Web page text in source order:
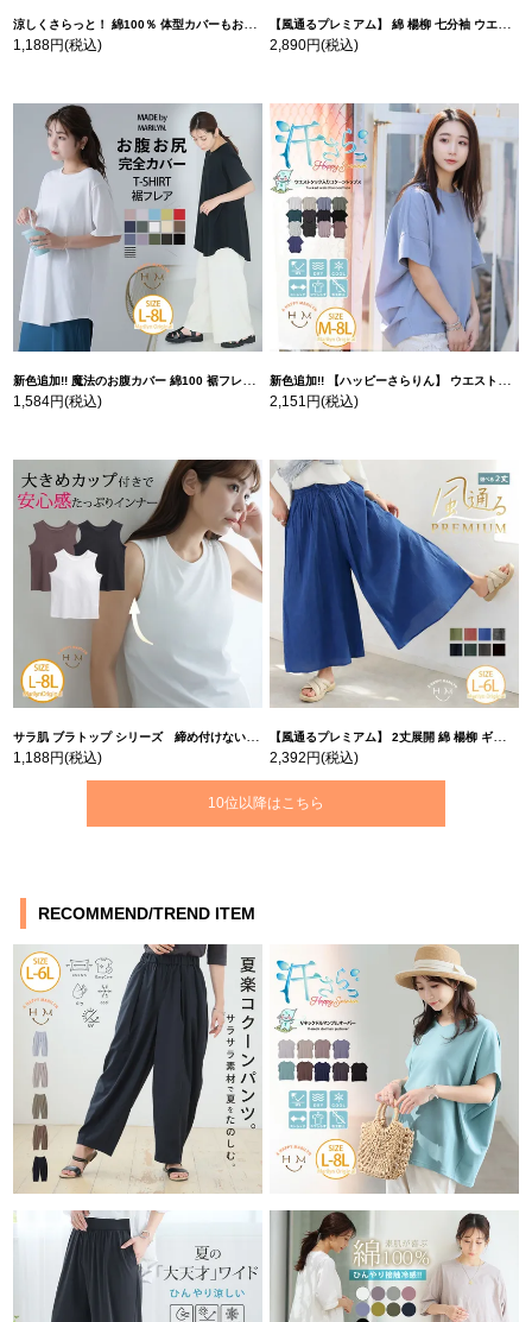
涼しくさらっと！ 綿100％ 体型カバーもお洒落も叶える 風合いコットン ゆるシルエット ドルマン | 大きいサイズの通販ならハッピーマリリン
1,188円(税込)
【風通るプレミアム】 綿 楊柳 七分袖 ウエストギャザー ブラウス | 大きいサイズの通販ならハッピーマリリン
2,890円(税込)
新色追加!! 魔法のお腹カバー 綿100 裾フレア Tシャツ | 大きいサイズの通販ならハッピーマリリン
1,584円(税込)
新色追加!! 【ハッピーさらりん】 ウエストタック入り スッキリ魅せ コクーントップス | 大きいサイズの通販ならハッピーマリリン
2,151円(税込)
サラ肌 ブラトップ シリーズ 締め付けない リブ タンクトップ | 大きいサイズの通販ならハッピーマリリン
1,188円(税込)
【風通るプレミアム】 2丈展開 綿 楊柳 ギャザー フレア スカンツ 【ウェストゴム】 | 大きいサイズの通販ならハッピーマリリン
2,392円(税込)
10位以降はこちら
RECOMMEND/TREND ITEM